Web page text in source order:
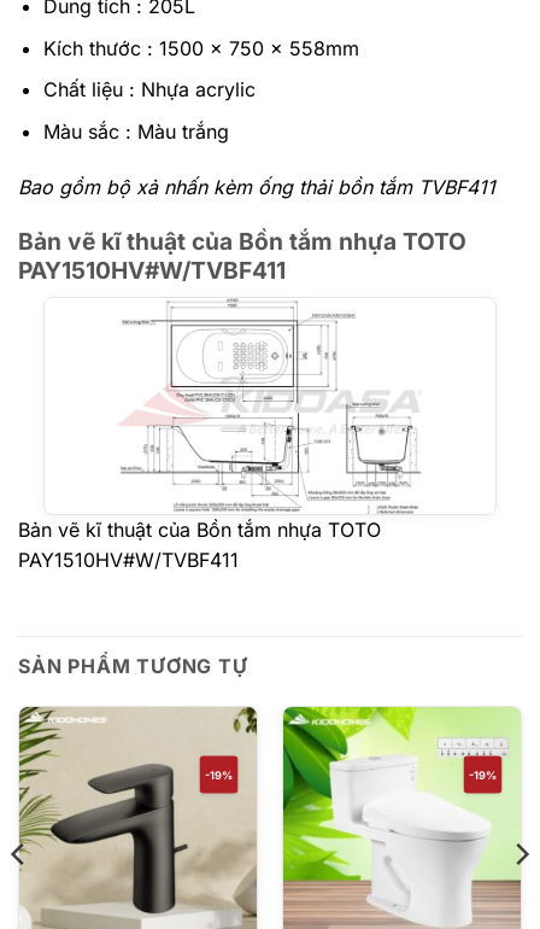
Dung tích : 205L
Kích thước : 1500 x 750 x 558mm
Chất liệu : Nhựa acrylic
Màu sắc : Màu trắng
Bao gồm bộ xả nhấn kèm ống thải bồn tắm TVBF411
Bản vẽ kĩ thuật của Bồn tắm nhựa TOTO
PAY1510HV#W/TVBF411
Bản vẽ kĩ thuật của Bồn tắm nhựa TOTO
PAY1510HV#W/TVBF411
SẢN PHẨM TƯƠNG TỰ
-19% -19%